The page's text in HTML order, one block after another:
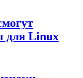
для Linux